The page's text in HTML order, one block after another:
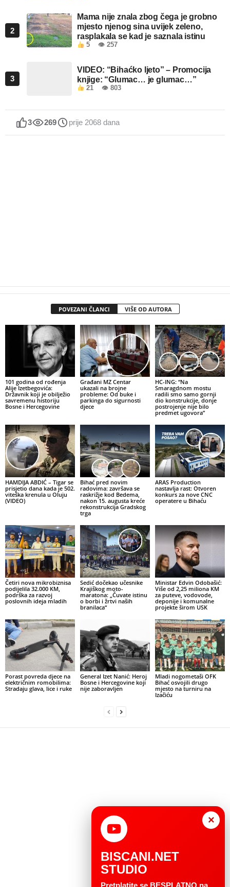
2
Mama nije znala zbog čega je grobno
mjesto njenog sina uvijek zeleno,
rasplakala se kad je saznala istinu
5 👁 257
3
VIDEO: “Bihaćko ljeto” – Promocija
knjige: “Glumac… je glumac…”
21 👁 803
3 269 prije 2068 dana
POVEZANI ČLANCI VIŠE OD AUTORA
101 godina od rođenja
Alije Izetbegovića:
Državnik koji je obilježio
savremenu historiju
Bosne i Hercegovine
Građani MZ Centar
ukazali na brojne
probleme: Od buke i
parkinga do sigurnosti
djece
HC-ING: “Na
Smaragdnom mostu
radili smo samo gornji
dio konstrukcije, donje
postrojenje nije bilo
predmet ugovora”
HAMDIJA ABDIĆ – Tigar se
prisjetio dana kada je 502.
viteška krenula u Oluju
(VIDEO)
Bihać pred novim
radovima: završava se
raskrižje kod Bedema,
nakon 15. augusta kreće
rekonstrukcija Gradskog
trga
ARAS Production
nastavlja rast: Otvoren
konkurs za nove CNC
operatere u Bihaću
Četiri nova mikrobiznisa
podijelila 32.000 KM,
podrška za razvoj
poslovnih ideja mladih
Sedić dočekao učesnike
Krajiškog moto-
maratona: „Čuvate istinu
o borbi i žrtvi naših
branilaca“
Ministar Edvin Odobašić:
Više od 2,25 miliona KM
za puteve, vodovode,
deponije i komunalne
projekte širom USK
Porast povreda djece na
električnim romobilima:
Stradaju glava, lice i ruke
General Izet Nanić: Heroj
Bosne i Hercegovine koji
nije zaboravljen
Mladi nogometaši OFK
Bihać osvojili drugo
mjesto na turniru na
Izačiću
×
BISCANI.NET
STUDIO
Pretplatite se BESPLATNO na